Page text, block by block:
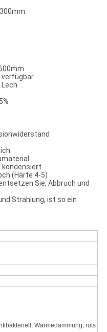
verfügbar
kondensiert
(Härte 4-5)
Sie, Abbruch und
Strahlung, ist so ein
Wärmedämmung, ruts